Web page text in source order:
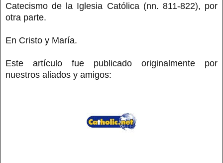
Catecismo de la Iglesia Católica (nn. 811-822), por
otra parte.
En Cristo y María.
Este artículo fue publicado originalmente por
nuestros aliados y amigos: